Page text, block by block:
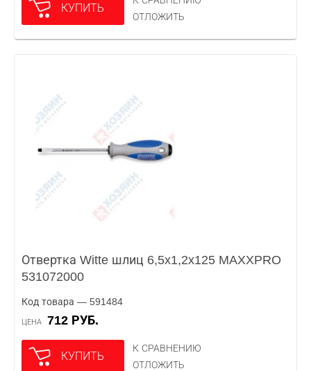
КУПИТЬ
ОТЛОЖИТЬ
Отвертка Witte шлиц 6,5x1,2x125 MAXXPRO
531072000
Код товара — 591484
ЦЕНА 712 РУБ.
КУПИТЬ
К СРАВНЕНИЮ
ОТЛОЖИТЬ